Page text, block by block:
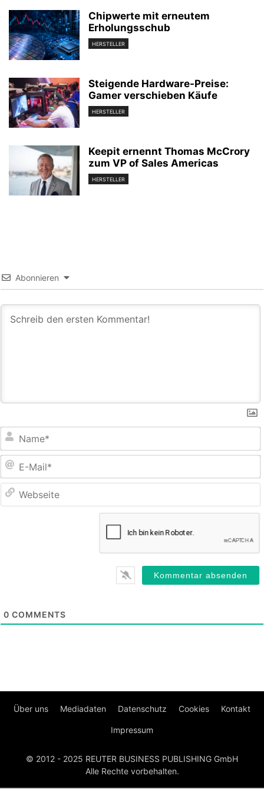
Chipwerte mit erneutem
Erholungsschub
HERSTELLER
Steigende Hardware-Preise:
Gamer verschieben Käufe
HERSTELLER
Keepit ernennt Thomas McCrory
zum VP of Sales Americas
HERSTELLER
Abonnieren
0 COMMENTS
Über uns Mediadaten Datenschutz Cookies Kontakt
Impressum
© 2012 - 2025 REUTER BUSINESS PUBLISHING GmbH
Alle Rechte vorbehalten.